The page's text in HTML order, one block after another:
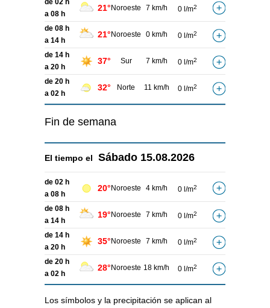
de 02 h
a 08 h
21° Noroeste 7 km/h 0 l/m2
de 08 h
a 14 h
21° Noroeste 0 km/h 0 l/m2
de 14 h
a 20 h
37° Sur 7 km/h 0 l/m2
de 20 h
a 02 h
32° Norte 11 km/h 0 l/m2
Fin de semana
El tiempo el Sábado 15.08.2026
de 02 h
a 08 h
20° Noroeste 4 km/h 0 l/m2
de 08 h
a 14 h
19° Noroeste 7 km/h 0 l/m2
de 14 h
a 20 h
35° Noroeste 7 km/h 0 l/m2
de 20 h
a 02 h
28° Noroeste 18 km/h 0 l/m2
Los símbolos y la precipitación se aplican al